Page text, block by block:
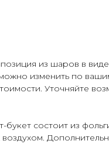
из шаров в виде
изменить по
Уточняйте
букет состоит из